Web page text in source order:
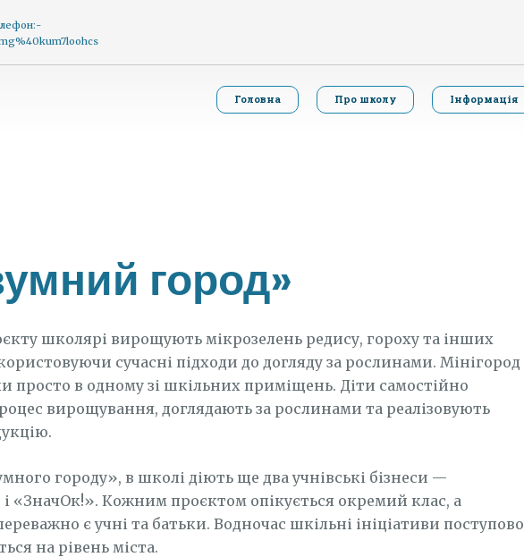
Головна Про школу Інформація
город»
школярі вирощують мікрозелень редису, гороху та інших
сучасні підходи до догляду за рослинами. Мінігород
просто в одному зі шкільних приміщень. Діти самостійно
вирощування, доглядають за рослинами та реалізовують
городу», в школі діють ще два учнівські бізнеси —
і «ЗначОк!». Кожним проєктом опікується окремий клас, а
є учні та батьки. Водночас шкільні ініціативи поступово
на рівень міста.